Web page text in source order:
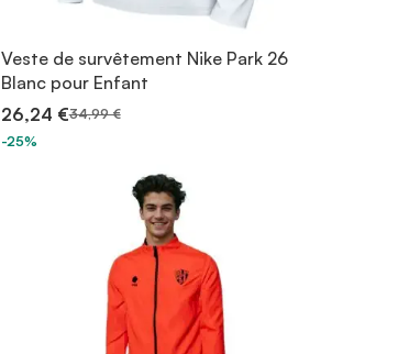
Veste de survêtement Nike Park 26
Blanc pour Enfant
26,24 €34,99 €
-25%